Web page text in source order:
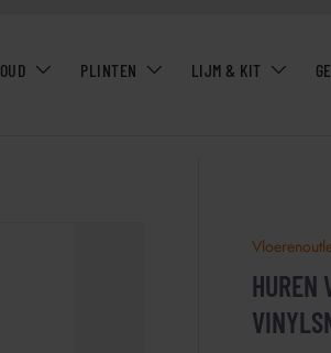
PLINTEN LIJM & KIT
HUREN